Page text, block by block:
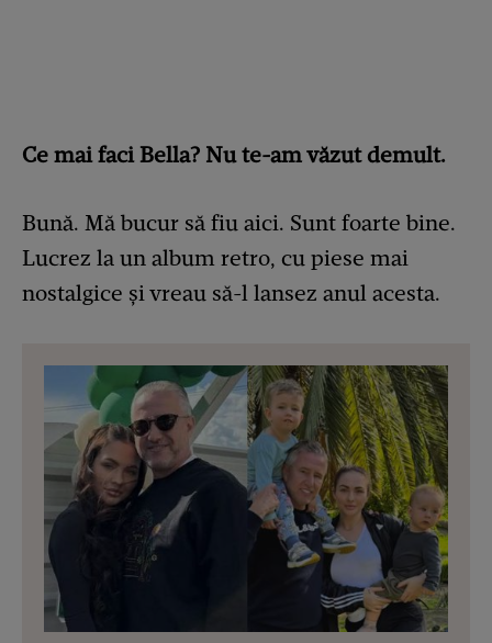
Ce mai faci Bella? Nu te-am văzut demult.
Bună. Mă bucur să fiu aici. Sunt foarte bine.
Lucrez la un album retro, cu piese mai
nostalgice și vreau să-l lansez anul acesta.